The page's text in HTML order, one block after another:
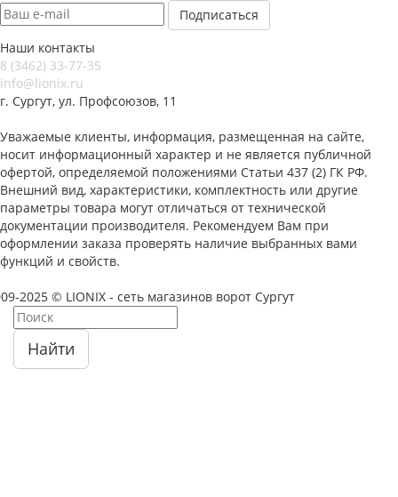
Наши контакты
8 (3462) 33-77-35
info@lionix.ru
г. Сургут, ул. Профсоюзов, 11
Уважаемые клиенты, информация, размещенная на сайте,
носит информационный характер и не является публичной
офертой, определяемой положениями Статьи 437 (2) ГК РФ.
Внешний вид, характеристики, комплектность или другие
параметры товара могут отличаться от технической
документации производителя. Рекомендуем Вам при
оформлении заказа проверять наличие выбранных вами
функций и свойств.
2025 © LIONIX - сеть магазинов ворот Сургут
Найти